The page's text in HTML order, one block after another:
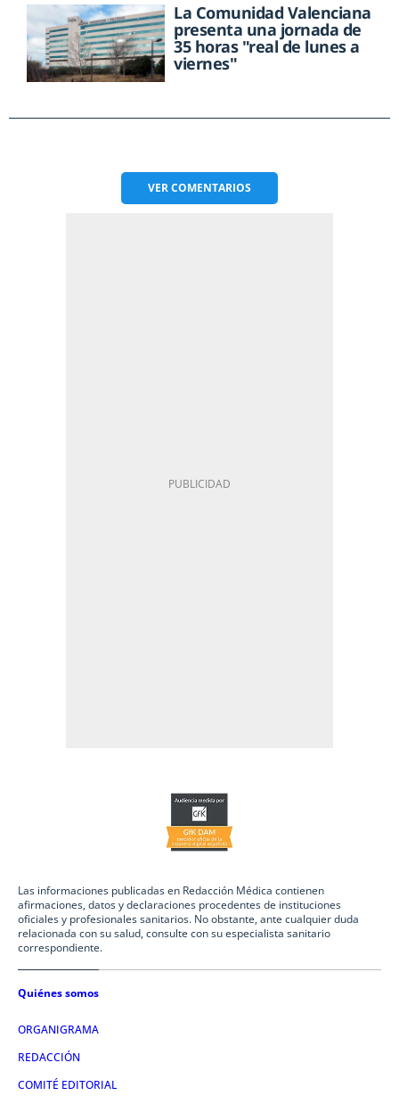
La Comunidad Valenciana
presenta una jornada de
35 horas "real de lunes a
viernes"
VERCOMENTARIOS
Las informaciones publicadas en Redacción Médica contienen
afirmaciones, datos y declaraciones procedentes de instituciones
oficiales y profesionales sanitarios. No obstante, ante cualquier duda
relacionada con su salud, consulte con su especialista sanitario
correspondiente.
Quiénes somos
ORGANIGRAMA
REDACCIÓN
COMITÉ EDITORIAL